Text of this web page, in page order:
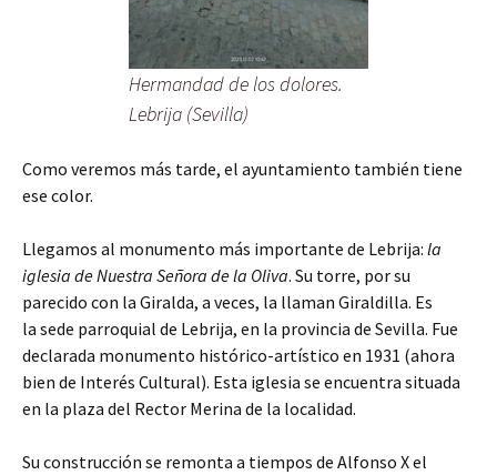
Hermandad de los dolores.
Lebrija (Sevilla)
Como veremos más tarde, el ayuntamiento también tiene
ese color.
Llegamos al monumento más importante de Lebrija: la
iglesia de Nuestra Señora de la Oliva. Su torre, por su
parecido con la Giralda, a veces, la llaman Giraldilla. Es
la sede parroquial de Lebrija, en la provincia de Sevilla. Fue
declarada monumento histórico-artístico en 1931 (ahora
bien de Interés Cultural). Esta iglesia se encuentra situada
en la plaza del Rector Merina de la localidad.
Su construcción se remonta a tiempos de Alfonso X el